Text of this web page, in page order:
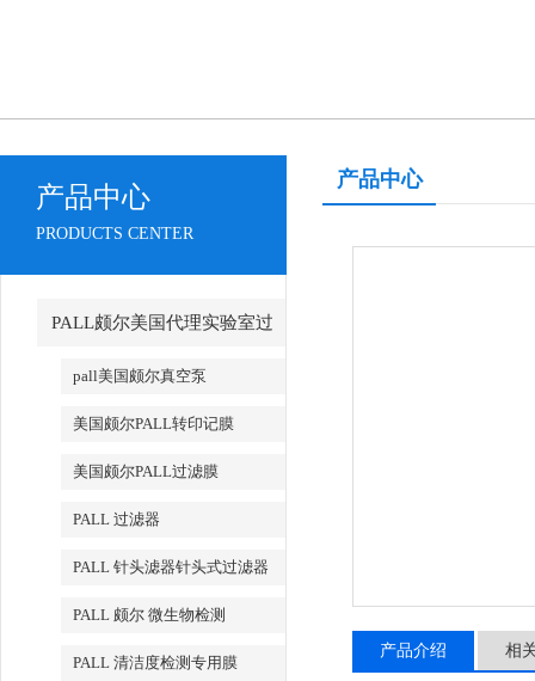
产品中心
PRODUCTS CENTER
PALL颇尔美国代理实验室过
滤产品pall美国颇尔真空泵
美国颇尔PALL转印记膜
美国颇尔PALL过滤膜
PALL 过滤器
PALL 针头滤器针头式过滤器
PALL 颇尔 微生物检测
PALL 清洁度检测专用膜
产品中心
产品介绍 相